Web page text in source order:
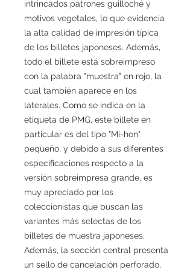
intrincados patrones guilloché y
motivos vegetales, lo que evidencia
la alta calidad de impresión típica
de los billetes japoneses. Además,
todo el billete está sobreimpreso
con la palabra "muestra" en rojo, la
cual también aparece en los
laterales. Como se indica en la
etiqueta de PMG, este billete en
particular es del tipo "Mi-hon"
pequeño, y debido a sus diferentes
especificaciones respecto a la
versión sobreimpresa grande, es
muy apreciado por los
coleccionistas que buscan las
variantes más selectas de los
billetes de muestra japoneses.
Además, la sección central presenta
un sello de cancelación perforado,